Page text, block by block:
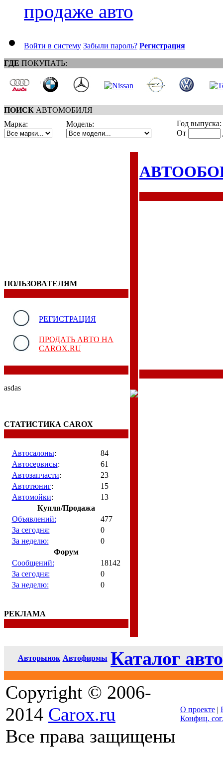
продаже авто
Войти в систему Забыли пароль? Регистрация
ГДЕ ПОКУПАТЬ:
ПОИСК АВТОМОБИЛЯ
Марка:
Модель:
Год выпуска:
От
ПОЛЬЗОВАТЕЛЯМ
РЕГИСТРАЦИЯ
ПРОДАТЬ АВТО НА
CAROX.RU
asdas
СТАТИСТИКА CAROX
Автосалоны:
84
Автосервисы:
61
Автозапчасти:
23
Автотюниг:
15
Автомойки:
13
Купля/Продажа
Объявлений:
477
За сегодня:
0
За неделю:
0
Форум
Сообщений:
18142
За сегодня:
0
За неделю:
0
РЕКЛАМА
Авторынок Автофирмы Каталог
Copyright © 2006-
2014 Carox.ru
Все права защищены
О проекте |
Конфиц.